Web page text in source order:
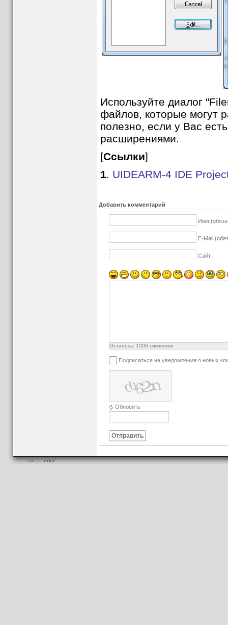
Используйте диалог
файлов, которые могут
полезно, если у Вас
расширениями.
[Ссылки]
1. UIDEARM-4 IDE
Добавить комментарий
Имя
E-Mail
Сайт
Осталось: 1000 символов
Подписаться на уведомления о новых
Обновить
Отправить